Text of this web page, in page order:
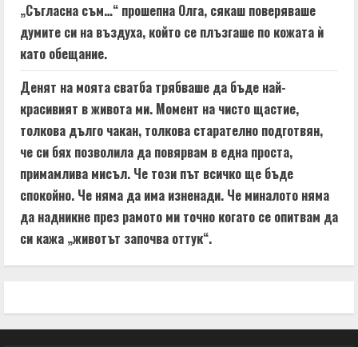
„Съгласна съм…“ прошепна Олга, сякаш поверяваше
думите си на въздуха, който се плъзгаше по кожата ѝ
като обещание.
Денят на моята сватба трябваше да бъде най-
красивият в живота ми. Момент на чисто щастие,
толкова дълго чакан, толкова старателно подготвян,
че си бях позволила да повярвам в една проста,
примамлива мисъл. Че този път всичко ще бъде
спокойно. Че няма да има изненади. Че миналото няма
да надникне през рамото ми точно когато се опитвам да
си кажа „животът започва оттук“.